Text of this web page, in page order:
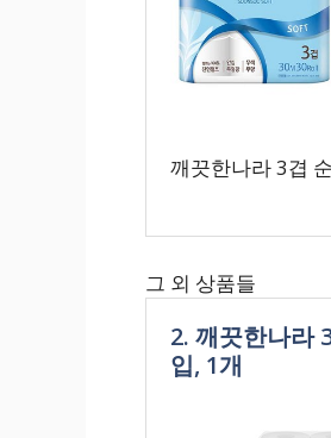
깨끗한나라 3겹
그 외 상품들
2. 깨끗한나라
입, 1개